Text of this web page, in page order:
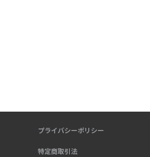
プライバシーポリシー
特定商取引法